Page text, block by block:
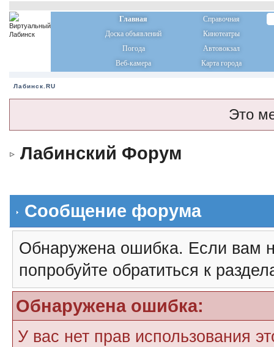
Главная
Справочная
Доска объявлений
Кинотеатры
Погода
Автовокзал
Веб-камера
Карта города
Лабинск.RU
Это
Лабинский Форум
Сообщение форума
Обнаружена ошибка. Если вам
попробуйте обратиться к
Обнаружена ошибка:
У вас нет прав использования